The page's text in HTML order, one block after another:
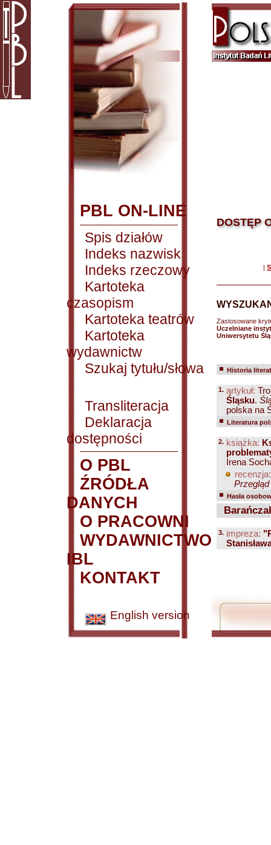
PBL ON-LINE
Spis działów
Indeks nazwisk
Indeks rzeczowy
Kartoteka
czasopism
Kartoteka teatrów
Kartoteka
wydawnictw
Szukaj tytułu/słowa
Transliteracja
Deklaracja
dostępności
O PBL
ŹRÓDŁA
DANYCH
O PRACOWNI
WYDAWNICTWO
IBL
KONTAKT
English version
DOSTĘP
|
Zastosowane
Uczelniane
Uniwersytetu
Historia
1. artykuł:
Śląsku.
polska na
Literatura
2. książka:
Irena
recenzja:
Hasła
3. impreza: